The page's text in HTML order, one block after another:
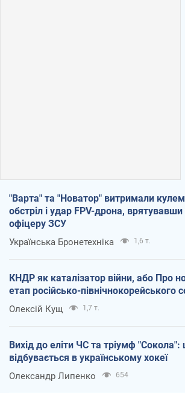
"Варта" та "Новатор" витримали
обстріл і удар FPV-дрона,
офіцеру ЗСУ
Українська Бронетехніка 1,6 т.
КНДР як каталізатор війни, або Про
етап російсько-північнокорейського
Олексій Кущ 1,7 т.
Вихід до еліти ЧС та тріумф
відбувається в українському хокеї
Олександр Липенко 654